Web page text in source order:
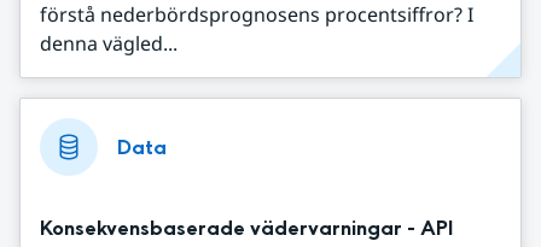
förstå nederbördsprognosens procentsiffror? I
denna vägled...
Data
Konsekvensbaserade vädervarningar - API